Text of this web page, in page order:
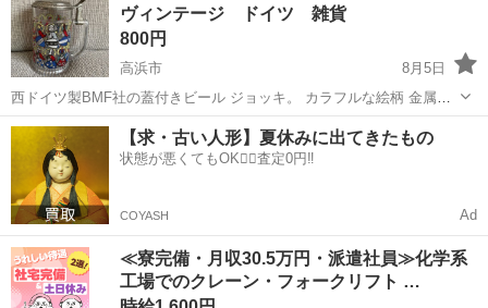
状態については、写真をよくご覧の...
ヴィンテージ ドイツ 雑貨
800円
高浜市
8月5日
西ドイツ製BMF社の蓋付きビール ジョッキ。 カラフルな絵柄 金属製
の蓋は錆のような黒く変色している場所が多いです。 蓋無しで直径8
センチ取っ手も含まず×高さ14cm程度のサイズです。 ジョッキでお使
いになっても、飾って...
愛知 高浜市 食器
【求・古い人形】夏休みに出てきたもの
状態が悪くてもOK🙆‍♀️査定0円‼️
COYASH Ad
≪寮完備・月収30.5万円・派遣社員≫化学系
工場でのクレーン・フォークリフト …